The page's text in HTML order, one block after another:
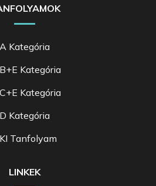
A Kategória
Kategória
Kategória
D Kategória
Tanfolyam
LINKEK